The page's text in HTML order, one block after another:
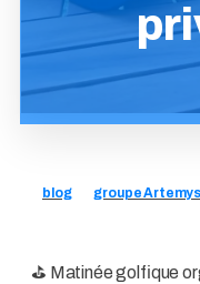
blog groupe Artemys
⛳ Matinée golfique